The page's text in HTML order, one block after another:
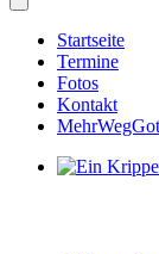
Startseite
Termine
Fotos
Kontakt